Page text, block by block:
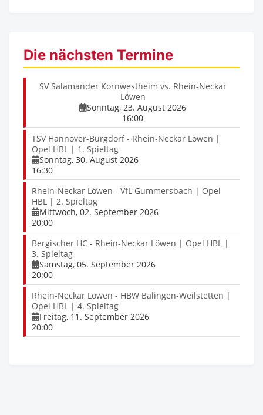
Die nächsten Termine
SV Salamander Kornwestheim vs. Rhein-Neckar
Löwen
Sonntag, 23. August 2026
16:00
TSV Hannover-Burgdorf - Rhein-Neckar Löwen |
Opel HBL | 1. Spieltag
Sonntag, 30. August 2026
16:30
Rhein-Neckar Löwen - VfL Gummersbach | Opel
HBL | 2. Spieltag
Mittwoch, 02. September 2026
20:00
Bergischer HC - Rhein-Neckar Löwen | Opel HBL |
3. Spieltag
Samstag, 05. September 2026
20:00
Rhein-Neckar Löwen - HBW Balingen-Weilstetten |
Opel HBL | 4. Spieltag
Freitag, 11. September 2026
20:00